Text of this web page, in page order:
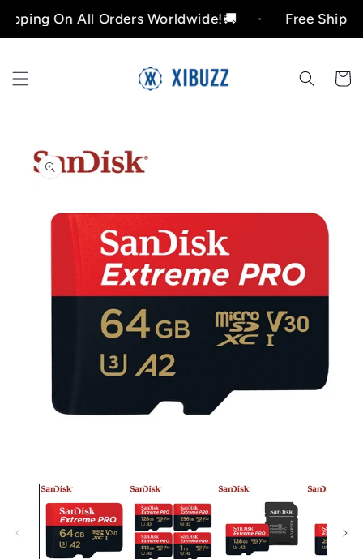
Skip to
content
On All Orders Worldwide!🚚 Free Shipping
Cart
media